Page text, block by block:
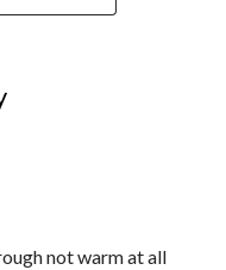
not warm at all